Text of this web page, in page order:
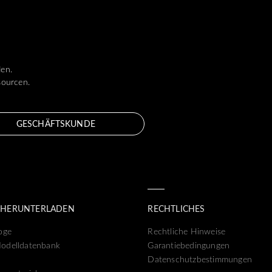
GESCHÄFTSKUNDE
RECHTLICHES
Rechtliche Hinweise
Garantiebedingungen
Datenschutzbestimmungen